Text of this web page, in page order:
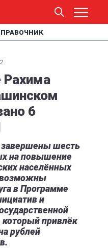
6
шесть
на повышение
населённых
возможны
в Программе
и
привлёк
рублей